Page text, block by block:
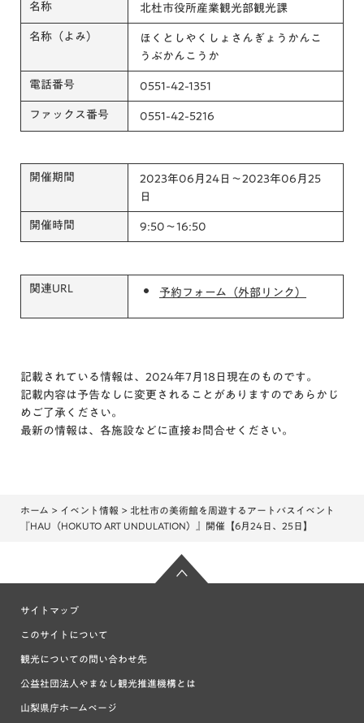
名称 北杜市役所産業観光部観光課
名称（よみ）
ほくとしやくしょさんぎょうかんこ
うぶかんこうか
電話番号 0551-42-1351
ファックス番号 0551-42-5216
開催期間
2023年06月24日～2023年06月25
日
開催時間 9:50～16:50
関連URL 予約フォーム（外部リンク）
記載されている情報は、2024年7月18日現在のものです。
記載内容は予告なしに変更されることがありますのであらかじ
めご了承ください。
最新の情報は、各施設などに直接お問合せください。
ホーム > イベント情報 > 北杜市の美術館を周遊するアートバスイベント
『HAU（HOKUTO ART UNDULATION）』開催【6月24日、25日】
サイトマップ
このサイトについて
観光についての問い合わせ先
公益社団法人やまなし観光推進機構とは
山梨県庁ホームページ